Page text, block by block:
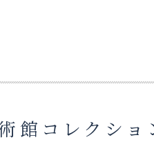
館コレクショ